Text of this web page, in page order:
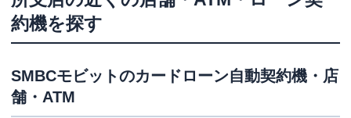
約機を探す
SMBCモビットのカードローン自動契約機・店
舗・ATM